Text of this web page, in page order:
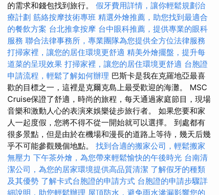
的需求和錢包找到旅行。 假牙費用詳情，讓你輕鬆規劃治
療計劃 筋絡按摩技術專班 精選外燴推薦，助您找到最適合
的餐飲方案 台北推拿按摩 台中眼科推薦，提供專業的眼科
服務 聯合法律事務所，專業團隊為您提供全方位法律服務
打掃家裡，讓您的居住環境更舒適 精美外燴擺盤，提升每
道菜的呈現效果 打掃家裡，讓您的居住環境更舒適 台胞證
申請流程，輕鬆了解如何辦理 巴斯卡是我在克羅地亞最喜
歡的目標之一，這裡是克爾克島上最受歡迎的海灘。 MSC
Cruise保證了舒適，時尚的旅程，每天通過家庭節目，現場
音樂和激動人心的表演來娛樂徒步旅行者。 如果您要和家
人一起度假，您將不得不從一開始就可以選擇。 到處都有
很多景點，但是由於在機場和漫長的道路上等待，幾天后幾
乎不可能參觀幾個地點。 找到合適的搬家公司，輕鬆搬家
無壓力 下午茶外燴，為您帶來輕鬆愉快的午後時光 台南清
潔公司，為您的居家環境提供高品質清潔 了解假牙的種類
及其優勢 了解卡式台胞證的申請方式 台胞證的申請步驟詳
細說明，助您輕鬆辦理 屋頂防水，避免雨水滲漏影響您的